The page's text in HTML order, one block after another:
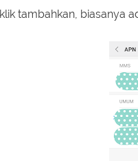
tambahkan, biasanya